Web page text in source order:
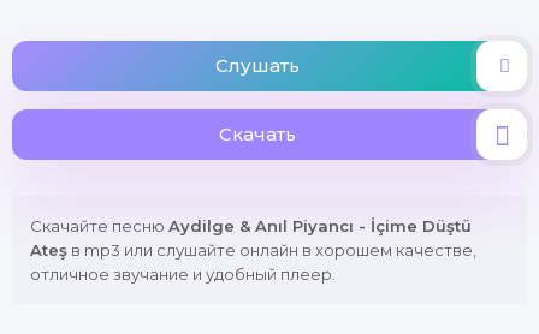
Слушать
Скачать
Скачайте песню Aydilge & Anıl Piyancı - İçime Düştü
Ateş в mp3 или слушайте онлайн в хорошем качестве,
отличное звучание и удобный плеер.